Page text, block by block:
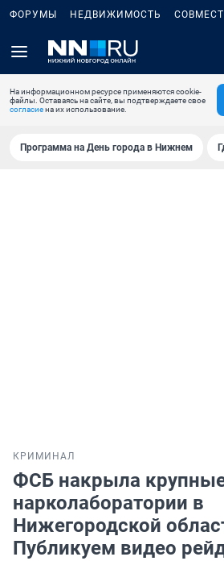
ФОРУМЫ НЕДВИЖИМОСТЬ
На информационном ресурсе применяются cookie-
файлы. Оставаясь на сайте, вы подтверждаете свое
согласиена их использование.
Программа на День города в Нижнем
КРИМИНАЛ
ФСБ накрыла
нарколаборатории в
Нижегородской
Публикуем видео